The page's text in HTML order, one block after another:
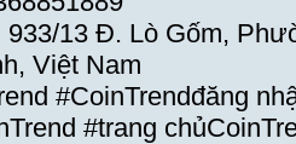
13 Đ. Lò Gốm,
Việt Nam
#CoinTrendđăng
#trang